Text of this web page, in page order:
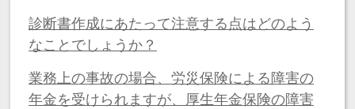
診断書作成にあたって注意する点はどのよう
なことでしょうか？
業務上の事故の場合、労災保険による障害の
年金を受けられますが、厚生年金保険の障害